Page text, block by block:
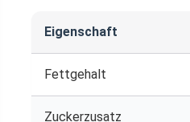
Eigenschaft
Fettgehalt
Zuckerzusatz